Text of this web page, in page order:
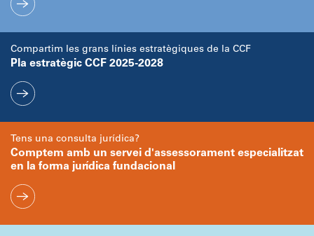
Compartim les grans línies estratègiques de la CCF
Pla estratègic CCF 2025-2028
Tens una consulta jurídica?
Comptem amb un servei d'assessorament especialitzat
en la forma jurídica fundacional